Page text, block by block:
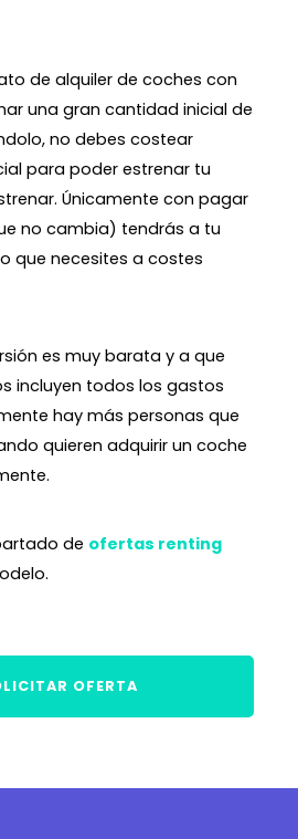
de alquiler de coches con
una gran cantidad inicial de
no debes costear
para poder estrenar tu
Únicamente con pagar
no cambia) tendrás a tu
que necesites a costes
es muy barata y a que
incluyen todos los gastos
hay más personas que
quieren adquirir un coche
de ofertas renting
OFERTA